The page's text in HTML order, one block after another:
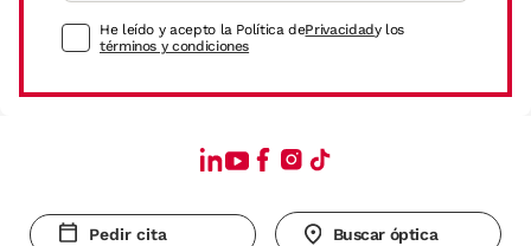
He leído y acepto la Política dePrivacidady los
términos y condiciones
Pedir cita Buscar óptica